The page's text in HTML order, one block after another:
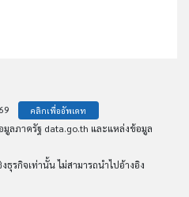
คลิกเพื่ออัพเดท
ลภาครัฐ data.go.th และแหล่งข้อมูล
ธุรกิจเท่านั้น ไม่สามารถนำไปอ้างอิง